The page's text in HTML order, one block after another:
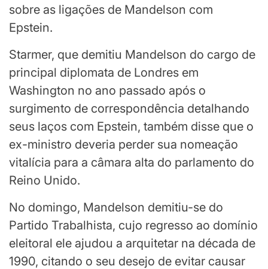
sobre as ligações de Mandelson com
Epstein.
Starmer, que demitiu Mandelson do cargo de
principal diplomata de Londres em
Washington no ano passado após o
surgimento de correspondência detalhando
seus laços com Epstein, também disse que o
ex-ministro deveria perder sua nomeação
vitalícia para a câmara alta do parlamento do
Reino Unido.
No domingo, Mandelson demitiu-se do
Partido Trabalhista, cujo regresso ao domínio
eleitoral ele ajudou a arquitetar na década de
1990, citando o seu desejo de evitar causar